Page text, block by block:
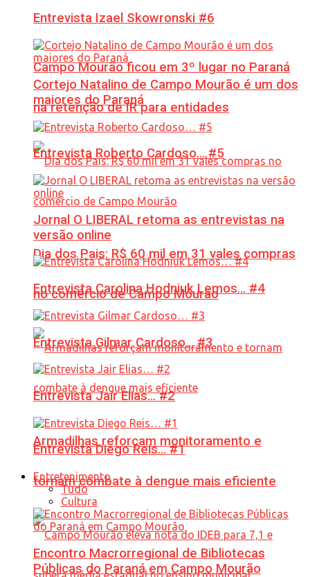
Campo Mourão ficou em 3º lugar no Paraná
na retenção de IR para entidades
Dia dos Pais: R$ 60 mil em 31 vales compras
no comércio de Campo Mourão
Armadilhas reforçam monitoramento e
tornam combate à dengue mais eficiente
Entrevista Izael Skowronski #6
Cortejo Natalino de Campo Mourão é um dos
maiores do Paraná
Entrevista Roberto Cardoso… #5
Jornal O LIBERAL retoma as entrevistas na
versão online
Entrevista Carolina Hodniuk Lemos… #4
Entrevista Gilmar Cardoso… #3
Entrevista Jair Elias… #2
Entrevista Diego Reis… #1
Entretenimento
Tudo
Cultura
Encontro Macrorregional de Bibliotecas
Públicas do Paraná em Campo Mourão